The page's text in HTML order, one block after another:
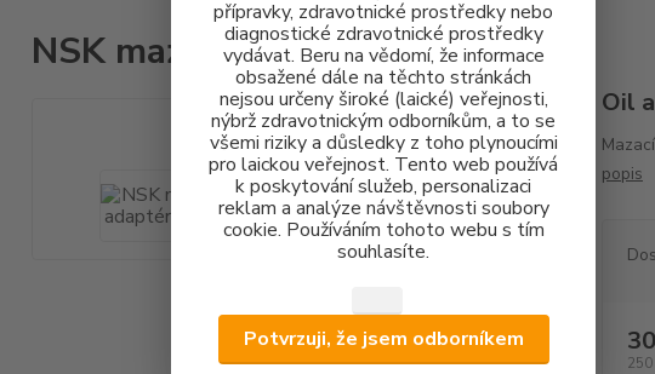
přípravky, zdravotnické prostředky nebo
diagnostické zdravotnické prostředky
vydávat. Beru na vědomí, že informace
obsažené dále na těchto stránkách
nejsou určeny široké (laické) veřejnosti,
nýbrž zdravotnickým odborníkům, a to se
všemi riziky a důsledky z toho plynoucími
pro laickou veřejnost. Tento web používá
k poskytování služeb, personalizaci
reklam a analýze návštěvnosti soubory
cookie. Používáním tohoto webu s tím
souhlasíte.
Potvrzuji, že jsem odborníkem
NSK mazací adaptér KaVo
Oil
popis
250